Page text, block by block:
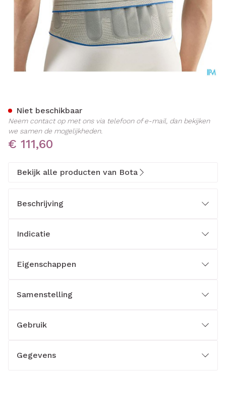
€ 111,60
Niet beschikbaar
Neem contact op met ons via telefoon of e-mail, dan bekijken
we samen de mogelijkheden.
Bekijk alle producten van Bota
Beschrijving
Indicatie
Eigenschappen
Samenstelling
Gebruik
Gegevens